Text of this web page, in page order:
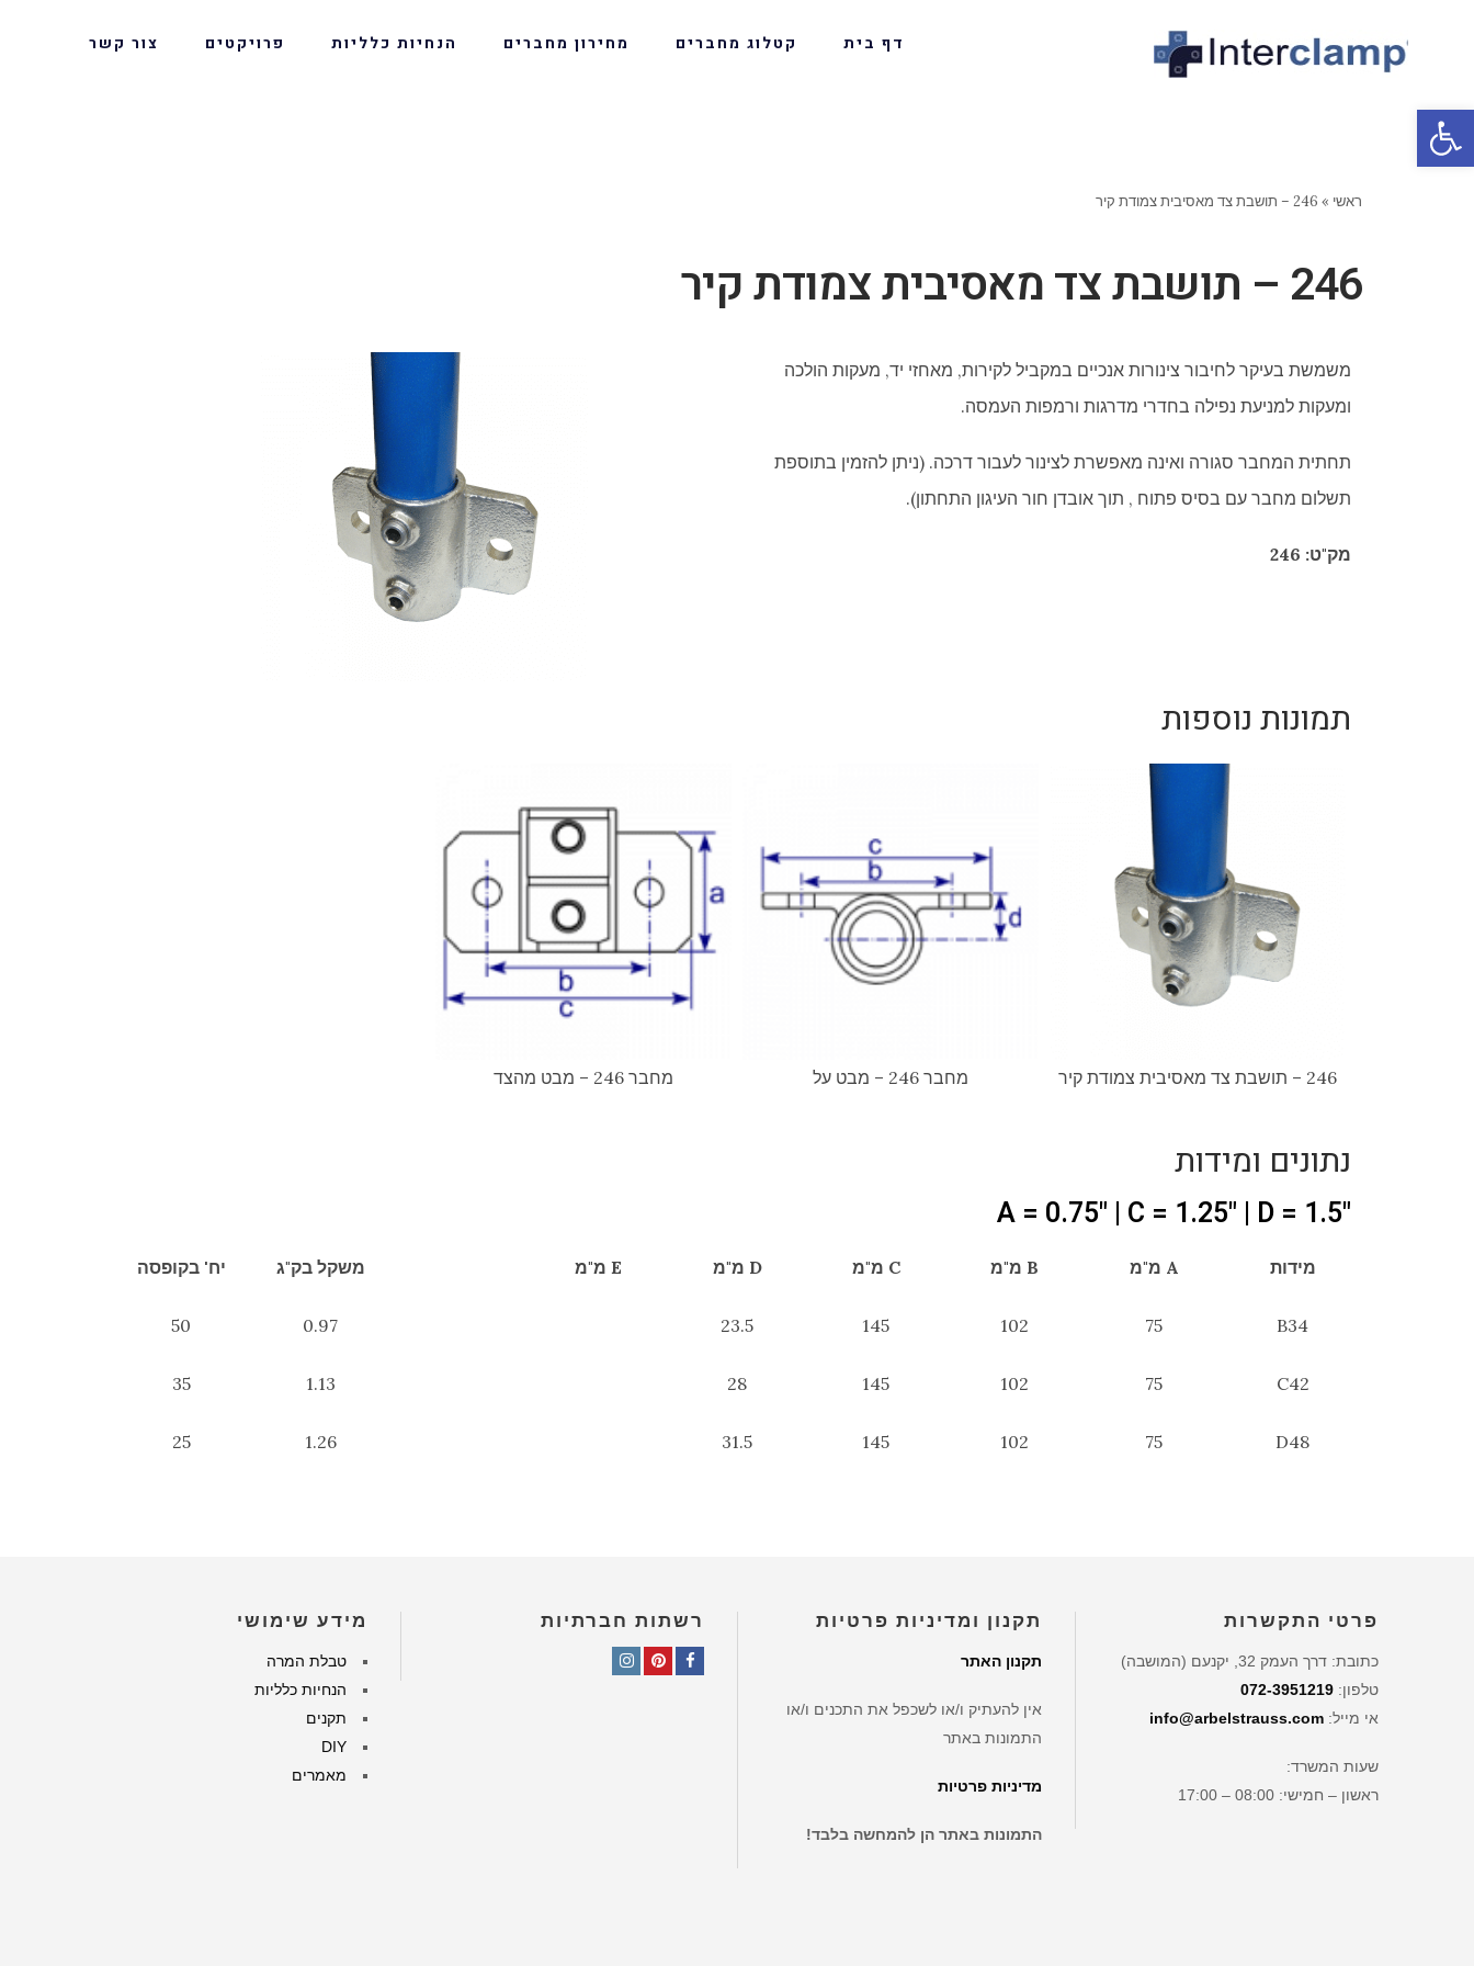
דף בית קטלוג מחברים מחירון מחברים הנחיות כלליות פרויקטים צור קשר
ראשי » 246 – תושבת צד מאסיבית צמודת קיר
246 – תושבת צד מאסיבית צמודת קיר
משמשת בעיקר לחיבור צינורות אנכיים במקביל לקירות, מאחזי יד, מעקות הולכה
ומעקות למניעת נפילה בחדרי מדרגות ורמפות העמסה.
תחתית המחבר סגורה ואינה מאפשרת לצינור לעבור דרכה. (ניתן להזמין בתוספת
תשלום מחבר עם בסיס פתוח , תוך אובדן חור העיגון התחתון).
מק"ט: 246
תמונות נוספות
246 – תושבת צד מאסיבית צמודת קיר מחבר 246 – מבט על מחבר 246 – מבט מהצד
נתונים ומידות
"A = 0.75" | C = 1.25" | D = 1.5
מידות
B34
C42
D48
A מ"מ
75
75
75
B מ"מ
102
102
102
C מ"מ
145
145
145
D מ"מ
23.5
28
31.5
E מ"מ משקל בק"ג
0.97
1.13
1.26
יח' בקופסה
50
35
25
פרטי התקשרות
כתובת: דרך העמק 32, יקנעם (המושבה)
טלפון: 072-3951219
אי מייל: info@arbelstrauss.com
שעות המשרד:
ראשון – חמישי: 08:00 – 17:00
תקנון ומדיניות פרטיות
תקנון האתר
אין להעתיק ו/או לשכפל את התכנים ו/או
התמונות באתר
מדיניות פרטיות
התמונות באתר הן להמחשה בלבד!
רשתות חברתיות מידע שימושי
טבלת המרה
הנחיות כלליות
תקנים
DIY
מאמרים
פתח סרגל נגישות